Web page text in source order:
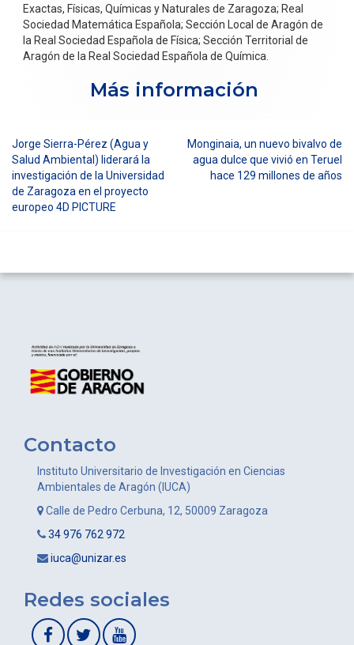
Exactas, Físicas, Químicas y Naturales de Zaragoza; Real
Sociedad Matemática Española; Sección Local de Aragón de
la Real Sociedad Española de Física; Sección Territorial de
Aragón de la Real Sociedad Española de Química.
Más información
Navegación
de
entradas
Jorge Sierra-Pérez (Agua y
Salud Ambiental) liderará la
investigación de la Universidad
de Zaragoza en el proyecto
europeo 4D PICTURE
Monginaia, un nuevo bivalvo de
agua dulce que vivió en Teruel
hace 129 millones de años
Contacto
Instituto Universitario de Investigación en Ciencias
Ambientales de Aragón (IUCA)
Calle de Pedro Cerbuna, 12, 50009 Zaragoza
34 976 762 972
iuca@unizar.es
Redes sociales